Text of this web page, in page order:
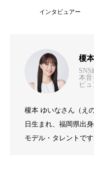
インタビュアー
榎
本音
ビ
榎本 ゆいなさん（え
日生まれ、福岡県出
モデル・タレントで
える予
ニック
2026.05.21 唯一の
元教員
2026.05.21 親知ら